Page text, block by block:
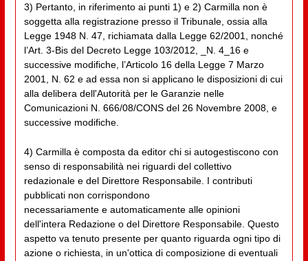
3) Pertanto, in riferimento ai punti 1) e 2) Carmilla non è
soggetta alla registrazione presso il Tribunale, ossia alla
Legge 1948 N. 47, richiamata dalla Legge 62/2001, nonché
l’Art. 3-Bis del Decreto Legge 103/2012, _N. 4_16 e
successive modifiche, l’Articolo 16 della Legge 7 Marzo
2001, N. 62 e ad essa non si applicano le disposizioni di cui
alla delibera dell'Autorità per le Garanzie nelle
Comunicazioni N. 666/08/CONS del 26 Novembre 2008, e
successive modifiche.
4) Carmilla è composta da editor chi si autogestiscono con
senso di responsabilità nei riguardi del collettivo
redazionale e del Direttore Responsabile. I contributi
pubblicati non corrispondono
necessariamente e automaticamente alle opinioni
dell'intera Redazione o del Direttore Responsabile. Questo
aspetto va tenuto presente per quanto riguarda ogni tipo di
azione o richiesta, in un'ottica di composizione di eventuali